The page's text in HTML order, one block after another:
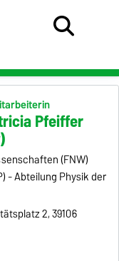
Pfeiffer
(FNW)
- Abteilung Physik der
2, 39106